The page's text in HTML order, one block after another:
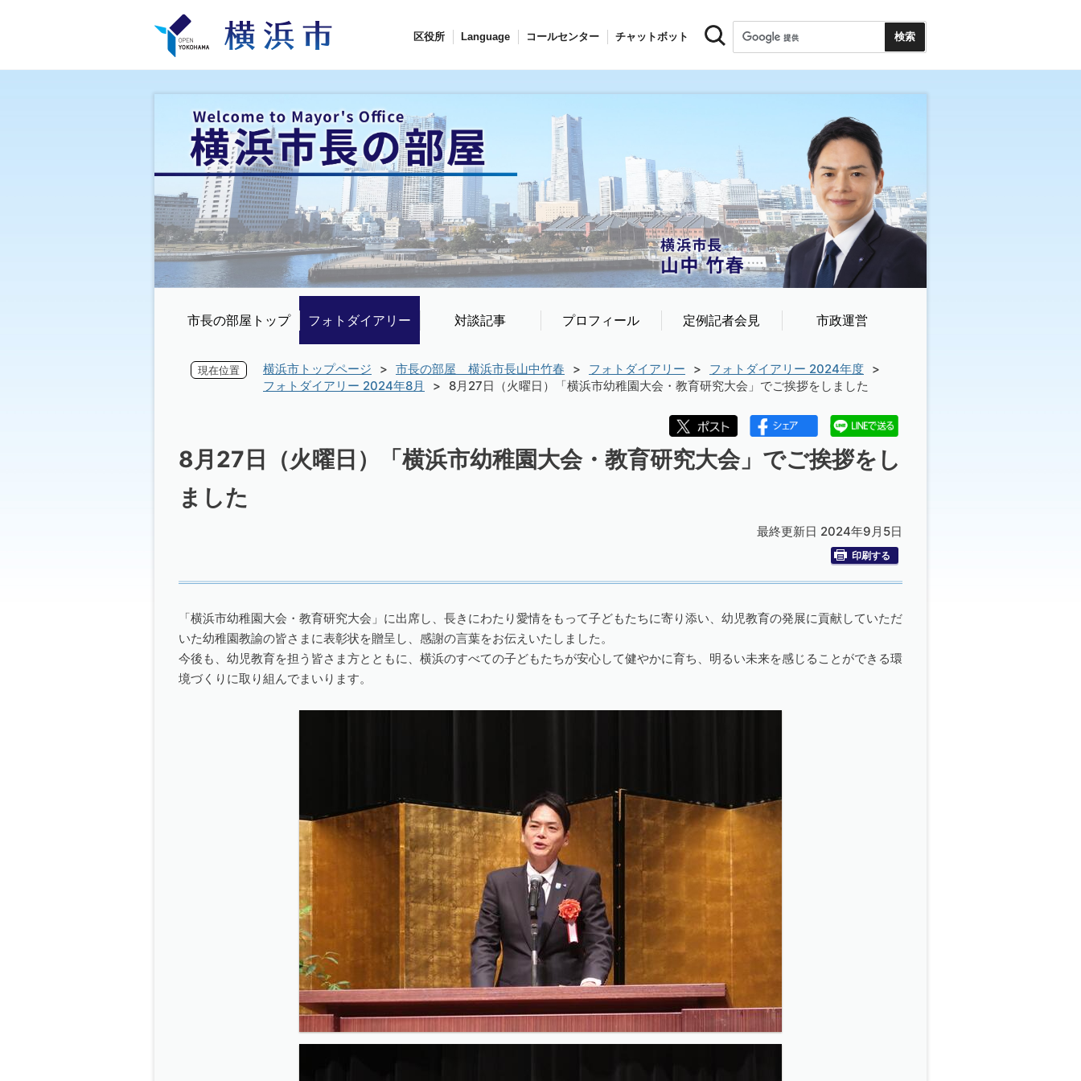
区役所 Language コールセンター チャットボット
市長の部屋トップ フォトダイアリー 対談記事 プロフィール 定例記者会見 市政運営
現在位置 横浜市トップページ 市長の部屋 横浜市長山中竹春 フォトダイアリー
フォトダイアリー 2024年度
フォトダイアリー 2024年8月
8月27日（火曜日）「横浜市幼稚園大会・教育研究大会」でご挨拶をしました
8月27日（火曜日）「横浜市幼稚園大会・教育研究大会」でご挨拶をし
ました
最終更新日 2024年9月5日
印刷する
「横浜市幼稚園大会・教育研究大会」に出席し、長きにわたり愛情をもって子どもたちに寄り添い、幼児教育の発展に貢献していただ
いた幼稚園教諭の皆さまに表彰状を贈呈し、感謝の言葉をお伝えいたしました。
今後も、幼児教育を担う皆さま方とともに、横浜のすべての子どもたちが安心して健やかに育ち、明るい未来を感じることができる環
境づくりに取り組んでまいります。